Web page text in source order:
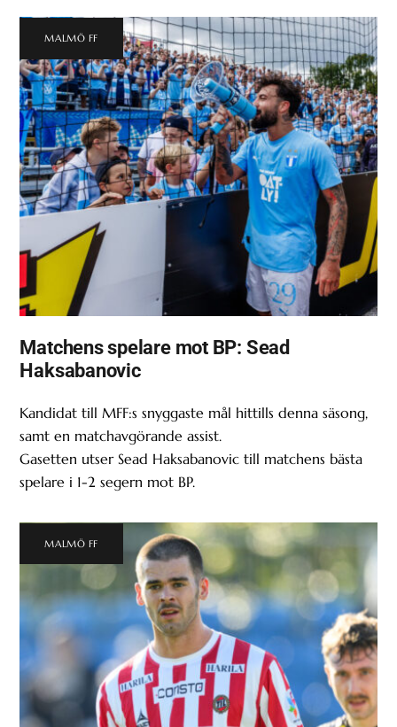
MALMÖ FF
Matchens spelare mot BP: Sead
Haksabanovic
Kandidat till MFF:s snyggaste mål hittills denna säsong,
samt en matchavgörande assist.
Gasetten utser Sead Haksabanovic till matchens bästa
spelare i 1-2 segern mot BP.
MALMÖ FF